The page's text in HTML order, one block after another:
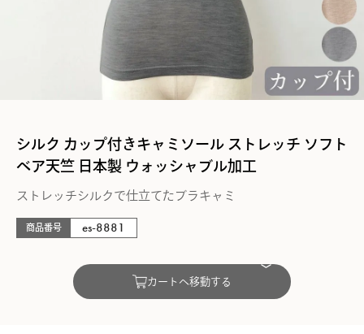
シルク カップ付きキャミソール ストレッチ ソフト
ベア天竺 日本製 ウォッシャブル加工
ストレッチシルクで仕立てたブラキャミ
商品番号 es-8881
カートへ移動する